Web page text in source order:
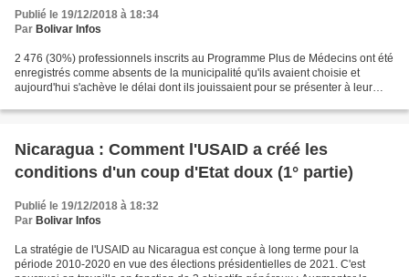
Publié le 19/12/2018 à 18:34
Par Bolivar Infos
2 476 (30%) professionnels inscrits au Programme Plus de Médecins ont été
enregistrés comme absents de la municipalité qu'ils avaient choisie et
aujourd'hui s'achève le délai dont ils jouissaient pour se présenter à leur
Nicaragua : Comment l'USAID a créé les
conditions d'un coup d'Etat doux (1° partie)
Publié le 19/12/2018 à 18:32
Par Bolivar Infos
La stratégie de l'USAID au Nicaragua est conçue à long terme pour la
période 2010-2020 en vue des élections présidentielles de 2021. C'est